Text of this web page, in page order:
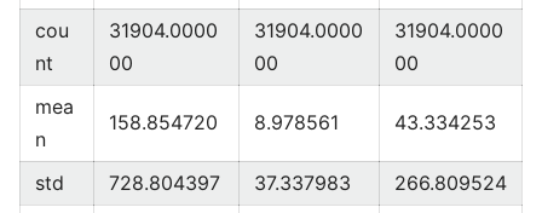
cou
nt
31904.0000
00
31904.0000
00
31904.0000
00
mea
n
158.854720 8.978561 43.334253
std 728.804397 37.337983
266.809524